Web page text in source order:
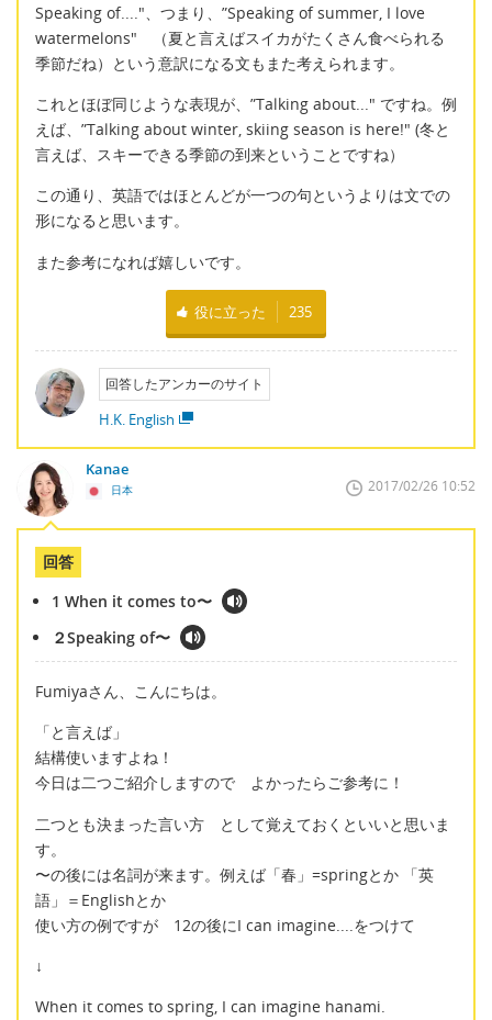
Speaking of...."、つまり、”Speaking of summer, I love
watermelons" （夏と言えばスイカがたくさん食べられる
季節だね）という意訳になる文もまた考えられます。
これとほぼ同じような表現が、”Talking about..." ですね。例
えば、”Talking about winter, skiing season is here!" (冬と
言えば、スキーできる季節の到来ということですね）
この通り、英語ではほとんどが一つの句というよりは文での
形になると思います。
また参考になれば嬉しいです。
役に立った 235
回答したアンカーのサイト
H.K. English
Kanae
日本 2017/02/26 10:52
回答
1 When it comes to〜
２Speaking of〜
Fumiyaさん、こんにちは。
「と言えば」
結構使いますよね！
今日は二つご紹介しますので よかったらご参考に！
二つとも決まった言い方 として覚えておくといいと思いま
す。
〜の後には名詞が来ます。例えば「春」=springとか 「英
語」＝Englishとか
使い方の例ですが 12の後にI can imagine....をつけて
↓
When it comes to spring, I can imagine hanami.